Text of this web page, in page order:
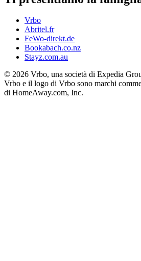
Vrbo
Abritel.fr
FeWo-direkt.de
Bookabach.co.nz
Stayz.com.au
© 2026 Vrbo, una società di Expedia
Vrbo e il logo di Vrbo sono marchi
di HomeAway.com, Inc.